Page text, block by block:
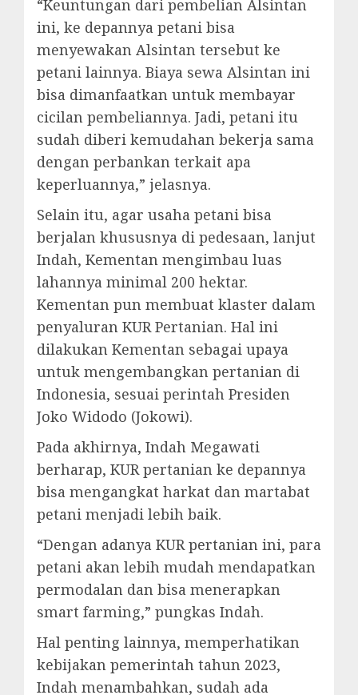
“Keuntungan dari pembelian Alsintan
ini, ke depannya petani bisa
menyewakan Alsintan tersebut ke
petani lainnya. Biaya sewa Alsintan ini
bisa dimanfaatkan untuk membayar
cicilan pembeliannya. Jadi, petani itu
sudah diberi kemudahan bekerja sama
dengan perbankan terkait apa
keperluannya,” jelasnya.
Selain itu, agar usaha petani bisa
berjalan khususnya di pedesaan, lanjut
Indah, Kementan mengimbau luas
lahannya minimal 200 hektar.
Kementan pun membuat klaster dalam
penyaluran KUR Pertanian. Hal ini
dilakukan Kementan sebagai upaya
untuk mengembangkan pertanian di
Indonesia, sesuai perintah Presiden
Joko Widodo (Jokowi).
Pada akhirnya, Indah Megawati
berharap, KUR pertanian ke depannya
bisa mengangkat harkat dan martabat
petani menjadi lebih baik.
“Dengan adanya KUR pertanian ini, para
petani akan lebih mudah mendapatkan
permodalan dan bisa menerapkan
smart farming,” pungkas Indah.
Hal penting lainnya, memperhatikan
kebijakan pemerintah tahun 2023,
Indah menambahkan, sudah ada